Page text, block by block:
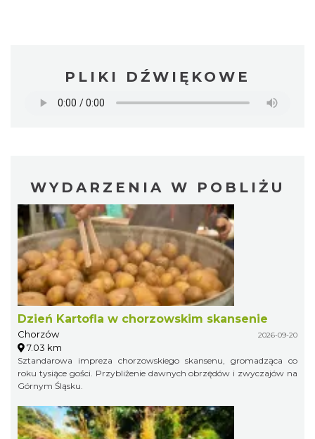
PLIKI DŹWIĘKOWE
WYDARZENIA W POBLIŻU
Dzień Kartofla w chorzowskim skansenie
Chorzów 2026-09-20
7.03 km
Sztandarowa impreza chorzowskiego skansenu, gromadząca co
roku tysiące gości. Przybliżenie dawnych obrzędów i zwyczajów na
Górnym Śląsku.